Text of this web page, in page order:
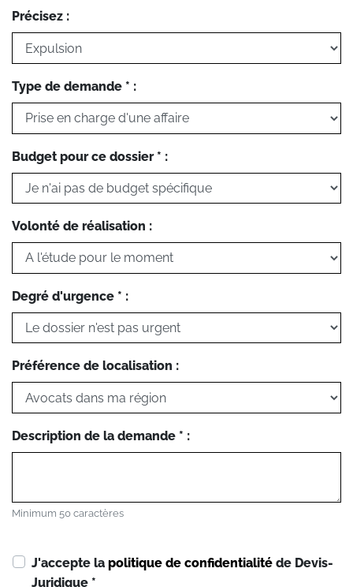
Précisez :
Type de demande * :
Budget pour ce dossier * :
Volonté de réalisation :
Degré d'urgence * :
Préférence de localisation :
Description de la demande * :
Minimum 50 caractères
J'accepte la politique de confidentialité de Devis-
Juridique *